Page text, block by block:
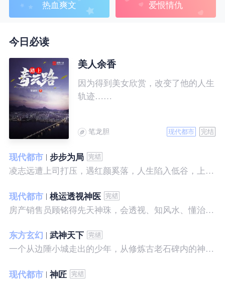
热血爽文 爱恨情仇
今日必读
美人余香
因为得到美女欣赏，改变了他的人生
轨迹……
笔龙胆 现代都市 完结
现代都市
步步为局
凌志远遭上司打压，遇红颜奚落，人生陷入低谷，上帝在关上一扇门的同时，势必会留下一扇窗，面对稍纵即逝的机会，他果断出手了……
现代都市
桃运透视神医
房产销售员顾铭得先天神珠，会透视、知风水、懂治病、有神通，开始逆袭人生。
东方玄幻
武神天下
一个从边陲小城走出的少年，从修炼古老石碑内的神秘一式开始，一路高歌狂飙，打造一片属于自己的天下……
现代都市
神匠